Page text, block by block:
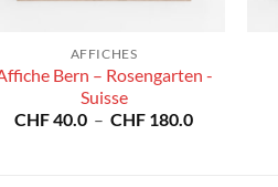
AFFICHES
Bern – Rosengarten -
Suisse
CHF40.0 – CHF 180.0Plage